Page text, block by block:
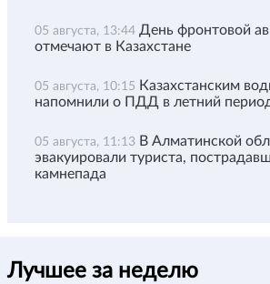
05 августа, 13:44 День фронтовой
отмечают в Казахстане
05 августа, 10:15 Казахстанским
напомнили о ПДД в летний
05 августа, 11:13 В Алматинской
эвакуировали туриста,
камнепада
Лучшее за неделю